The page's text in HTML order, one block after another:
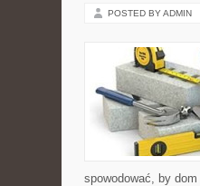
POSTED BY ADMIN
spowodować, by